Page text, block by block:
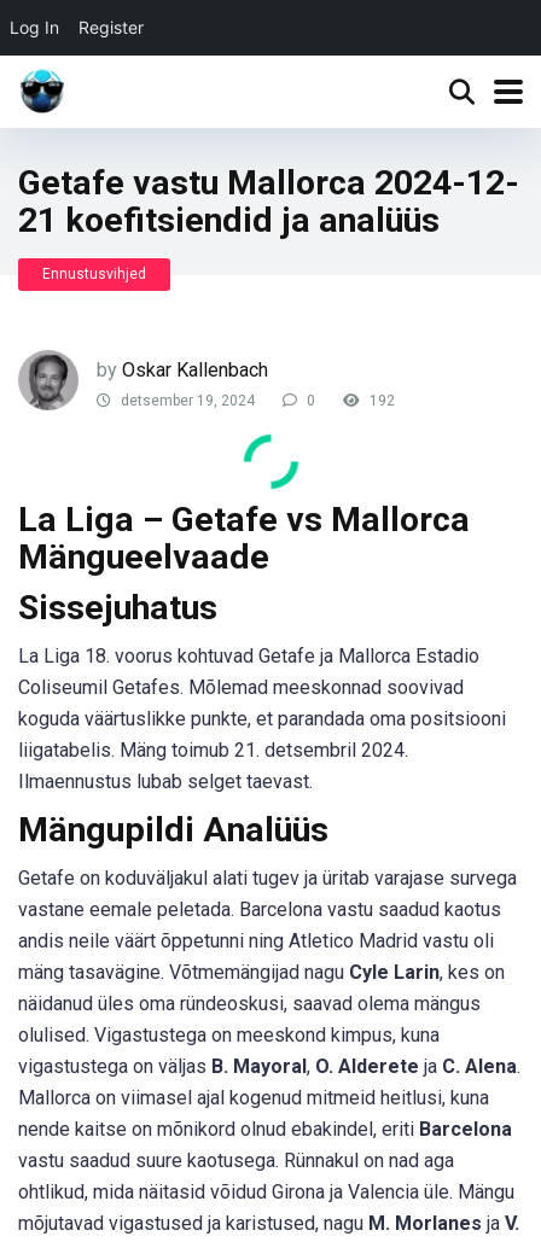
Log In Register
Getafe vastu Mallorca 2024-12-
21 koefitsiendid ja analüüs
Ennustusvihjed
by Oskar Kallenbach
detsember 19, 2024 0 192
La Liga – Getafe vs Mallorca
Mängueelvaade
Sissejuhatus
La Liga 18. voorus kohtuvad Getafe ja Mallorca Estadio
Coliseumil Getafes. Mõlemad meeskonnad soovivad
koguda väärtuslikke punkte, et parandada oma positsiooni
liigatabelis. Mäng toimub 21. detsembril 2024.
Ilmaennustus lubab selget taevast.
Mängupildi Analüüs
Getafe on koduväljakul alati tugev ja üritab varajase survega
vastane eemale peletada. Barcelona vastu saadud kaotus
andis neile väärt õppetunni ning Atletico Madrid vastu oli
mäng tasavägine. Võtmemängijad nagu Cyle Larin, kes on
näidanud üles oma ründeoskusi, saavad olema mängus
olulised. Vigastustega on meeskond kimpus, kuna
vigastustega on väljas B. Mayoral, O. Alderete ja C. Alena.
Mallorca on viimasel ajal kogenud mitmeid heitlusi, kuna
nende kaitse on mõnikord olnud ebakindel, eriti Barcelona
vastu saadud suure kaotusega. Rünnakul on nad aga
ohtlikud, mida näitasid võidud Girona ja Valencia üle. Mängu
mõjutavad vigastused ja karistused, nagu M. Morlanes ja V.